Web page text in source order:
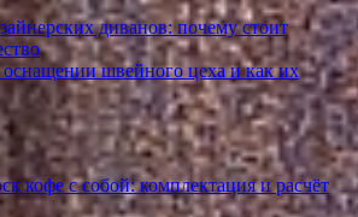
диванов: почему стоит
швейного цеха и как их
кофе с собой: комплектация и расчёт